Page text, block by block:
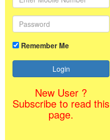
Remember Me
New User ?
Subscribe to read this
page.